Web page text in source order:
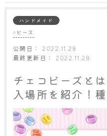
ハンドメイド
ビーズ
公開日： 2022.11.28
最終更新日： 2022.11.28
チェコビーズと
入場所を紹介！